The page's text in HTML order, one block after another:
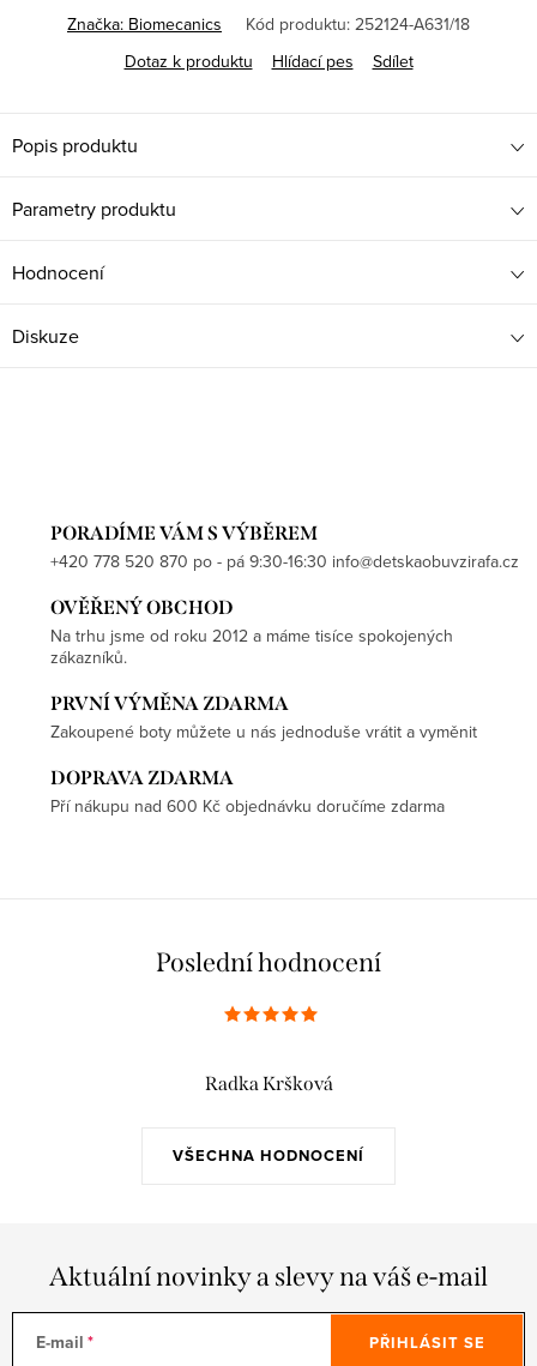
Značka: Biomecanics Kód produktu: 252124-A631/18
Dotaz k produktu
Hlídací pes Sdílet
Popis produktu
Parametry produktu
Hodnocení
Diskuze
PORADÍME VÁM S VÝBĚREM
+420 778 520 870 po - pá 9:30-16:30 info@detskaobuvzirafa.cz
OVĚŘENÝ OBCHOD
Na trhu jsme od roku 2012 a máme tisíce spokojených
zákazníků.
PRVNÍ VÝMĚNA ZDARMA
Zakoupené boty můžete u nás jednoduše vrátit a vyměnit
DOPRAVA ZDARMA
Pří nákupu nad 600 Kč objednávku doručíme zdarma
Poslední hodnocení
VŠECHNA HODNOCENÍ
Radka Kršková
Aktuální novinky a slevy na váš e-mail
E-mail PŘIHLÁSIT SE